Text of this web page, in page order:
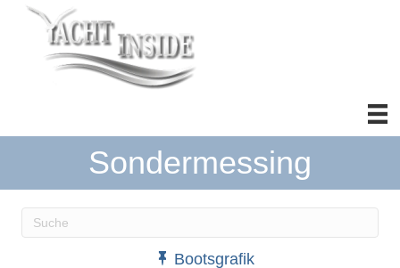
Sondermessing
Wenn die Ergebnisse der automatischen
Bootsgrafik